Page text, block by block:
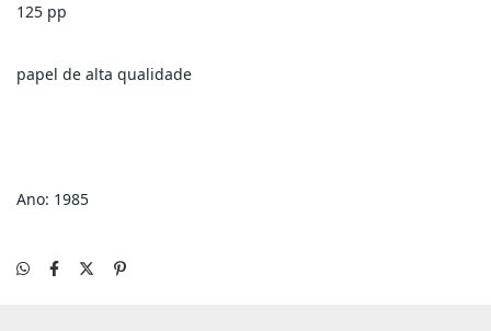
125 pp
papel de alta qualidade
Ano: 1985